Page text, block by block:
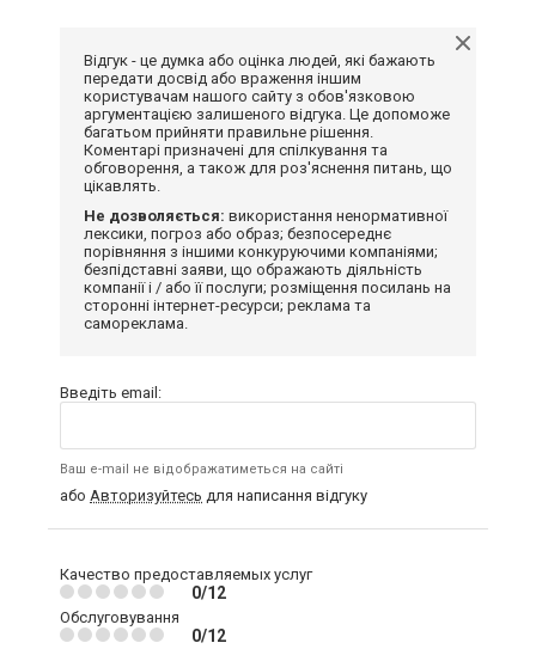
Відгук - це думка або оцінка людей, які бажають
передати досвід або враження іншим
користувачам нашого сайту з обов'язковою
аргументацією залишеного відгука. Це допоможе
багатьом прийняти правильне рішення.
Коментарі призначені для спілкування та
обговорення, а також для роз'яснення питань, що
цікавлять.
Не дозволяється: використання ненормативної
лексики, погроз або образ; безпосереднє
порівняння з іншими конкуруючими компаніями;
безпідставні заяви, що ображають діяльність
компанії і / або її послуги; розміщення посилань на
сторонні інтернет-ресурси; реклама та
самореклама.
Введіть email:
Ваш e-mail не відображатиметься на сайті
або Авторизуйтесь для написання відгуку
Качество предоставляемых услуг
0/12
Обслуговування
0/12